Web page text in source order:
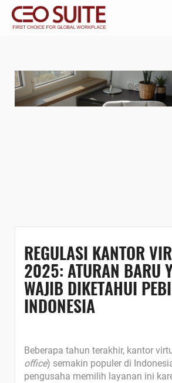
REGULASI KANTOR
2025: ATURAN BARU
WAJIB DIKETAHUI
INDONESIA
Beberapa tahun terakhir, kantor
office) semakin populer di
pengusaha memilih layanan ini